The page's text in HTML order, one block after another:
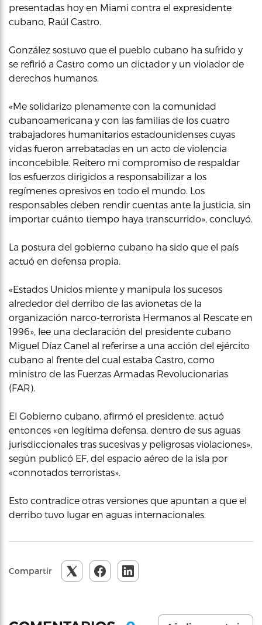
presentadas hoy en Miami contra el expresidente
cubano, Raúl Castro.
González sostuvo que el pueblo cubano ha sufrido y
se refirió a Castro como un dictador y un violador de
derechos humanos.
«Me solidarizo plenamente con la comunidad
cubanoamericana y con las familias de los cuatro
trabajadores humanitarios estadounidenses cuyas
vidas fueron arrebatadas en un acto de violencia
inconcebible. Reitero mi compromiso de respaldar
los esfuerzos dirigidos a responsabilizar a los
regímenes opresivos en todo el mundo. Los
responsables deben rendir cuentas ante la justicia, sin
importar cuánto tiempo haya transcurrido», concluyó.
La postura del gobierno cubano ha sido que el país
actuó en defensa propia.
«Estados Unidos miente y manipula los sucesos
alrededor del derribo de las avionetas de la
organización narco-terrorista Hermanos al Rescate en
1996», lee una declaración del presidente cubano
Miguel Díaz Canel al referirse a una acción del ejército
cubano al frente del cual estaba Castro, como
ministro de las Fuerzas Armadas Revolucionarias
(FAR).
El Gobierno cubano, afirmó el presidente, actuó
entonces «en legítima defensa, dentro de sus aguas
jurisdiccionales tras sucesivas y peligrosas violaciones»,
según publicó EF, del espacio aéreo de la isla por
«connotados terroristas».
Esto contradice otras versiones que apuntan a que el
derribo tuvo lugar en aguas internacionales.
Compartir